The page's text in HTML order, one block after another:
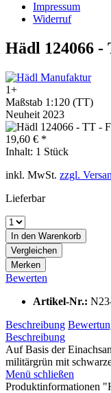
Impressum
Widerruf
Hädl 124066 -
1+
Maßstab 1:120 (TT)
Neuheit 2023
19,60 € *
Inhalt: 1 Stück
inkl. MwSt. zzgl.
Lieferbar
In den Warenkorb
Vergleichen
Merken
Bewerten
Artikel-Nr.:
Beschreibung
Beschreibung
Auf Basis der
militärgrün mit
Menü schließen
Produktinformationen